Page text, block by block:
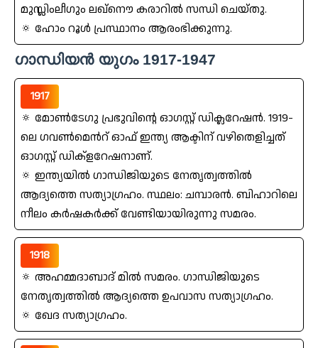
മുസ്ലിംലീഗും ലഖ്നൌ കരാറില്‍ സന്ധി ചെയ്തു.
🔅 ഹോം റൂൾ പ്രസ്ഥാനം ആരംഭിക്കുന്നു.
ഗാന്ധിയന്‍ യുഗം 1917-1947
1917
🔅 മോണ്‍ടേഗു പ്രഭുവിന്റെ ഓഗസ്റ്റ്‌ ഡിക്ലറേഷന്‍. 1919-
ലെ ഗവണ്‍മെന്‍റ്‌ ഓഫ്‌ ഇന്ത്യ ആക്ടിന്‌ വഴിതെളിച്ചത്‌
ഓഗസ്റ്റ്‌ ഡിക്ളറേഷനാണ്‌.
🔅 ഇന്ത്യയില്‍ ഗാന്ധിജിയുടെ നേതൃത്വത്തില്‍
ആദ്യത്തെ സത്യാഗ്രഹം. സ്ഥലം: ചമ്പാരന്‍. ബിഹാറിലെ
നീലം കര്‍ഷകര്‍ക്ക്‌ വേണ്ടിയായിരുന്നു സമരം.
1918
🔅 അഹമ്മദാബാദ്‌ മില്‍ സമരം. ഗാന്ധിജിയുടെ
നേതൃത്വത്തില്‍ ആദ്യത്തെ ഉപവാസ സത്യാഗ്രഹം.
🔅 ഖേദ സത്യാഗ്രഹം.